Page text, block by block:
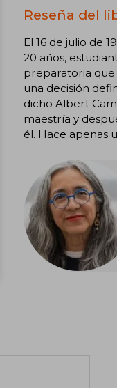
Reseña del
El 16 de julio de
20 años,
preparatoria que
una decisión
dicho Albert
maestría y
él. Hace apenas